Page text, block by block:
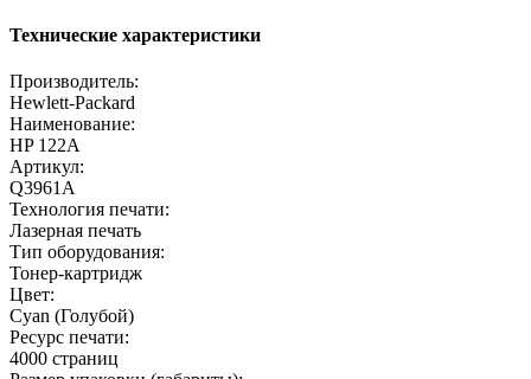
Технические характеристики
Производитель:
Hewlett-Packard
Наименование:
HP 122A
Артикул:
Q3961A
Технология печати:
Лазерная печать
Тип оборудования:
Тонер-картридж
Цвет:
Cyan (Голубой)
Ресурс печати:
4000 страниц